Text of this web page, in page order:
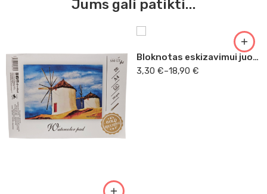
Jums gali patikti...
Bloknotas eskizavimui juodu popieriumi
3,30 €–18,90 €
9 x 9